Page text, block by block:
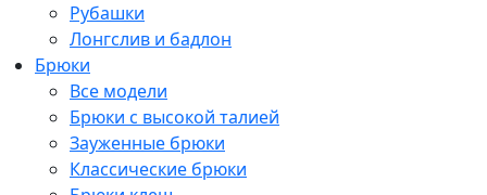
Рубашки
Лонгслив и бадлон
Брюки
Все модели
Брюки с высокой талией
Зауженные брюки
Классические брюки